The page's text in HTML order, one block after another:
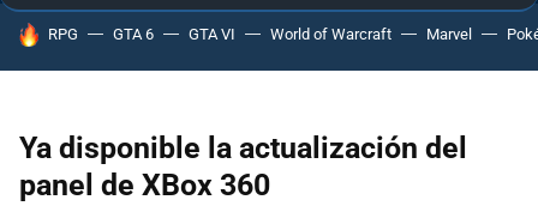
HOY SE HABLA DE
RPG GTA 6 GTA VI World of Warcraft Marvel
Ya disponible la actualización del
panel de XBox 360